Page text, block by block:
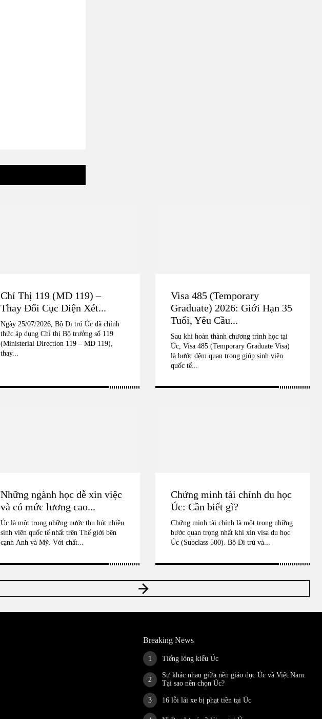
Chỉ Thị 119 (MD 119) –
Thay Đổi Cục Diện Xét...
Ngày 25/07/2026, Bộ Di trú Úc đã chính
thức áp dụng Chỉ thị Bộ trưởng số 119
(Ministerial Direction 119 – MD 119),
thay...
Visa 485 (Temporary
Graduate) 2026: Giới Hạn 35
Tuổi, Yêu Cầu...
Sau khi hoàn thành chương trình học tại
Úc, Visa 485 (Temporary Graduate Visa)
là bước đệm quan trọng giúp sinh viên
quốc tế...
Những ngành học dễ xin việc
và có mức lương cao...
Úc là một trong những nước thu hút nhiều
sinh viên quốc tế nhất trên Thế giới bên
cạnh Anh và Mỹ. Với chất...
Chứng minh tài chính du học
Úc: Cần biết gì?
Chứng minh tài chính là một trong những
bước quan trọng nhất khi xin visa du học
Úc (Subclass 500). Bộ Di trú và...
Breaking News
Tiếng lóng kiểu Úc
Sự khác nhau giữa nền giáo dục Úc và Việt Nam.
Tại sao nên chọn Úc?
16 lỗi lái xe bị phạt tiền tại Úc